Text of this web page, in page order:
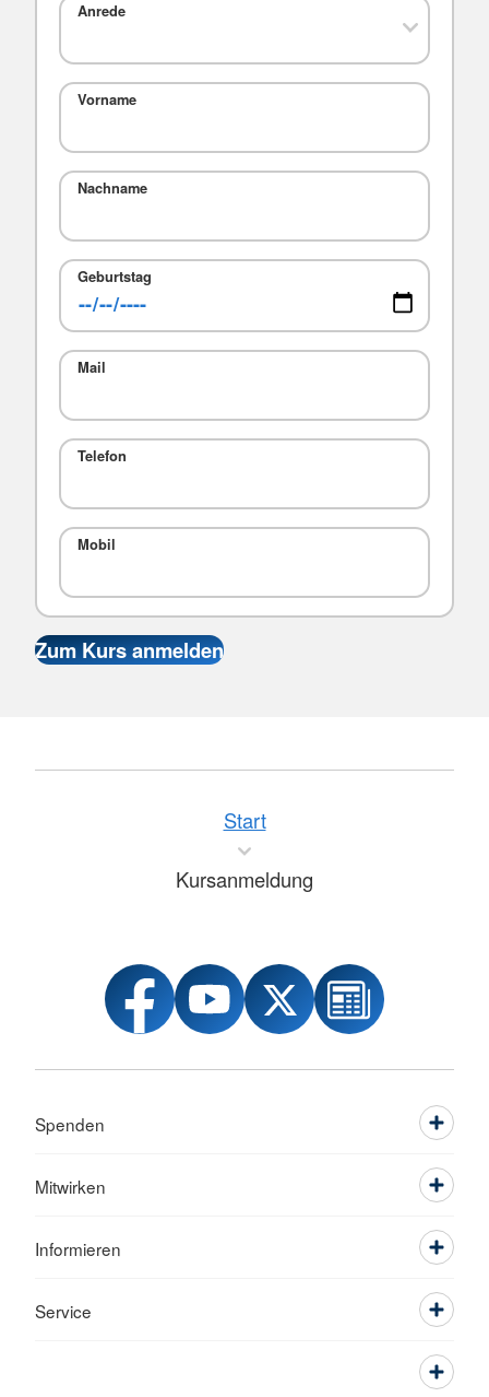
Anrede
Vorname
Nachname
Geburtstag
Mail
Telefon
Mobil
Start
Kursanmeldung
Spenden
Mitwirken
Informieren
Service